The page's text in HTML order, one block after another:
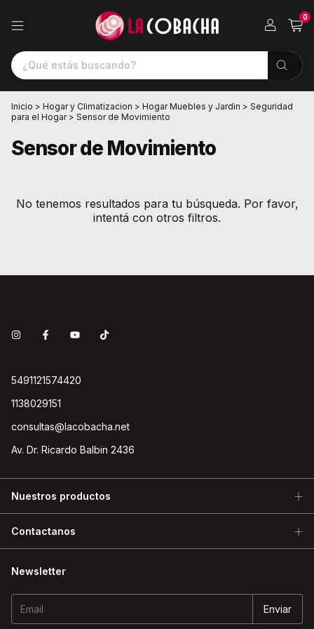
0
Inicio > Hogar y Climatizacion > Hogar Muebles y Jardin > Seguridad
para el Hogar > Sensor de Movimiento
Sensor de Movimiento
No tenemos resultados para tu búsqueda. Por favor,
intentá con otros filtros.
5491121574420
1138029151
consultas@lacobacha.net
Av. Dr. Ricardo Balbin 2436
Nuestros productos
Contactanos
Newsletter